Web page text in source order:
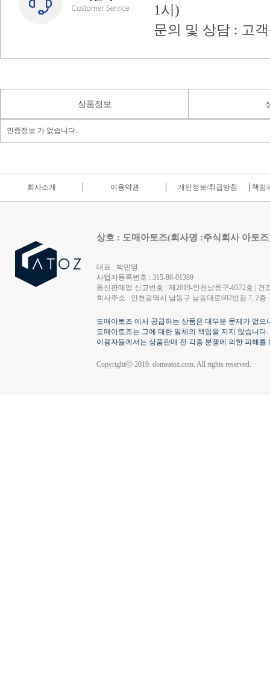
1시)
문의 및 상담 : 고
상품정보
인증정보 가 없습니다.
회사소개 이용약관 개인정보/취급방침 책임
상호 : 도매아토즈(회사명 :주식회사 아토
대표 : 박민영
사업자등록번호 : 315-86-01389
통신판매업 신고번호 : 제2019-인천남동구-0572호 | 건
회사주소 : 인천광역시 남동구 남동대로692번길 7, 2층
도매아토즈 에서 공급하는 상품은 대부분 문제가 없
도매아토즈는 그에 대한 일체의 책임을 지지 않습니다.
이용자들께서는 상품판매 전 각종 분쟁에 의한 피해
Copyrightⓒ 2019. domeatoz.com. All rights reserved.